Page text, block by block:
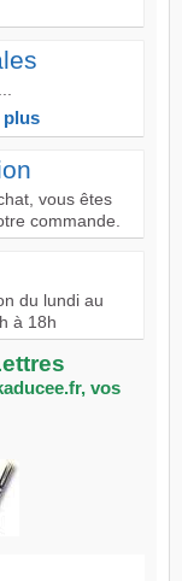
plus
vous êtes
commande.
du lundi au
à 18h
vos